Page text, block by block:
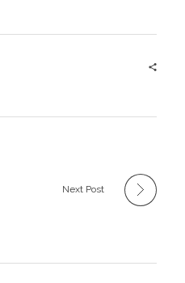
Next Post